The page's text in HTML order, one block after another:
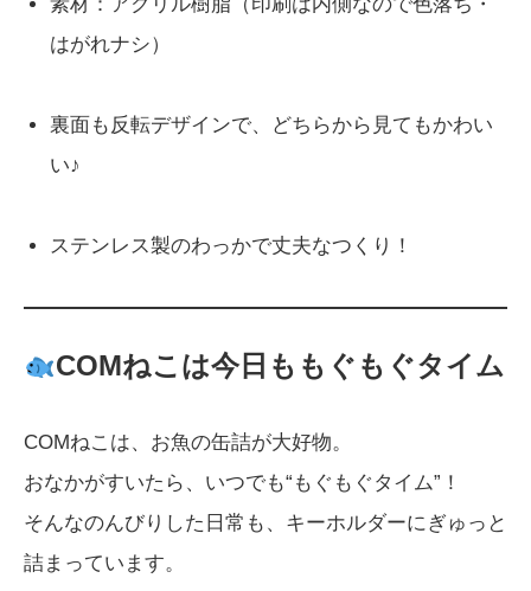
はがれナシ）
裏面も反転デザインで、どちらから見てもかわい
い♪
ステンレス製のわっかで丈夫なつくり！
COMねこは今日ももぐもぐタイム
COMねこは、お魚の缶詰が大好物。
おなかがすいたら、いつでも“もぐもぐタイム”！
そんなのんびりした日常も、キーホルダーにぎゅっと
詰まっています。